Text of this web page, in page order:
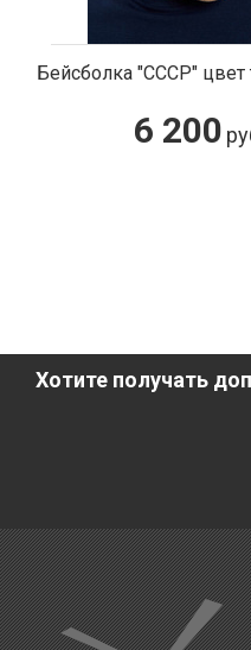
Бейсболка "СССР" цвет
6 200
Хотите получать